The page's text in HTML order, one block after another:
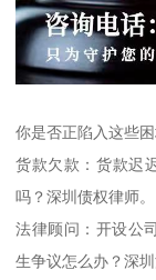
你是否正陷入这些困
货款欠款：货款迟
吗？深圳债权律师。
法律顾问：开设公
生争议怎么办？深圳